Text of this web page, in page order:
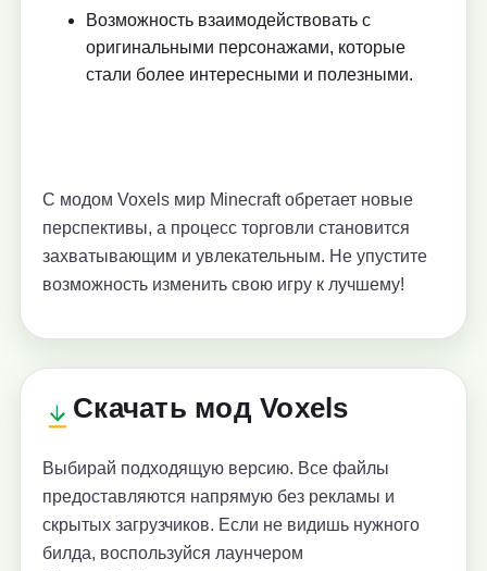
Возможность взаимодействовать с
оригинальными персонажами, которые
стали более интересными и полезными.
С модом Voxels мир Minecraft обретает новые
перспективы, а процесс торговли становится
захватывающим и увлекательным. Не упустите
возможность изменить свою игру к лучшему!
Скачать мод Voxels
Выбирай подходящую версию. Все файлы
предоставляются напрямую без рекламы и
скрытых загрузчиков. Если не видишь нужного
билда, воспользуйся лаунчером